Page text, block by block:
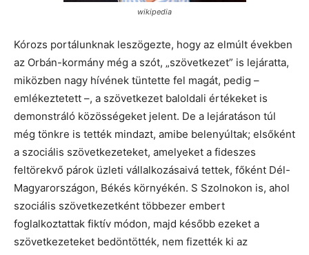
wikipedia
Kórozs portálunknak leszögezte, hogy az elmúlt években
az Orbán-kormány még a szót, „szövetkezet” is lejáratta,
miközben nagy hívének tüntette fel magát, pedig –
emlékeztetett –, a szövetkezet baloldali értékeket is
demonstráló közösségeket jelent. De a lejáratáson túl
még tönkre is tették mindazt, amibe belenyúltak; elsőként
a szociális szövetkezeteket, amelyeket a fideszes
feltörekvő párok üzleti vállalkozásaivá tettek, főként Dél-
Magyarországon, Békés környékén. S Szolnokon is, ahol
szociális szövetkezetként többezer embert
foglalkoztattak fiktív módon, majd később ezeket a
szövetkezeteket bedöntötték, nem fizették ki az